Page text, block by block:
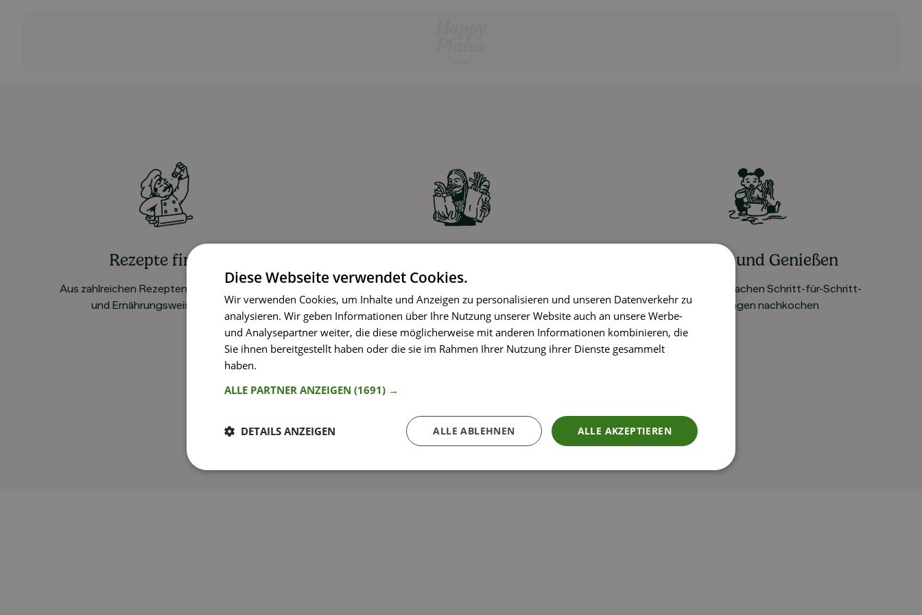
Rezepte finden
Aus zahlreichen Rezepten für alle Vorlieben
und Ernährungsweisen wählen
gewählten Rezepte ohne Aufpreis
Kochen und Genießen
Rezepte mit einfachen Schritt-für-Schritt-
Anleitungen nachkochen
Diese Webseite verwendet Cookies.
Wir verwenden Cookies, um Inhalte und Anzeigen zu personalisieren und unseren Datenverkehr zu
analysieren. Wir geben Informationen über Ihre Nutzung unserer Website auch an unsere Werbe-
und Analysepartner weiter, die diese möglicherweise mit anderen Informationen kombinieren, die
Sie ihnen bereitgestellt haben oder die sie im Rahmen Ihrer Nutzung ihrer Dienste gesammelt
haben.
ALLE PARTNER ANZEIGEN (1691) →
ALLE AKZEPTIEREN
ALLE ABLEHNEN
DETAILS ANZEIGEN